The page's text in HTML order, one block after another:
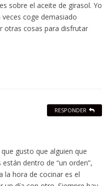
sobre el aceite de girasol. Yo
coge demasiado
otras cosas para disfrutar
gusto que alguien que
dentro de “un orden”,
la hora de cocinar es el
RESPONDER